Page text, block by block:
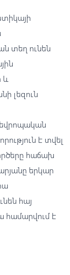
տեղ ունեն
և
լեզուն
եվրոպական
է տվել
հաճախ
երկար
հայ
համարվում է